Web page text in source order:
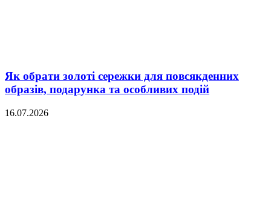
Як обрати золоті сережки для повсякденних
образів, подарунка та особливих подій
16.07.2026